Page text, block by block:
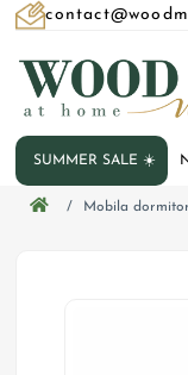
SUMMER SALE ☀️
/ Mobila dormitor